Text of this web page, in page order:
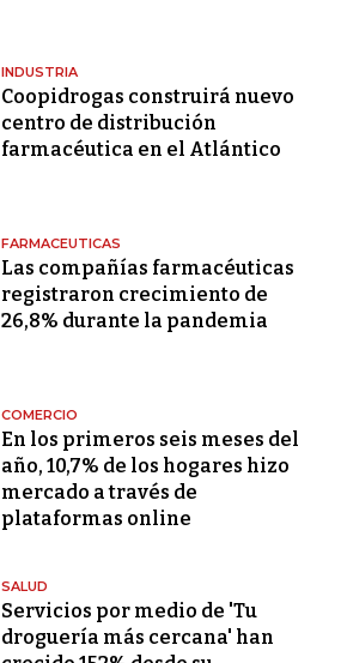
INDUSTRIA
Coopidrogas construirá nuevo
centro de distribución
farmacéutica en el Atlántico
FARMACEUTICAS
Las compañías farmacéuticas
registraron crecimiento de
26,8% durante la pandemia
COMERCIO
En los primeros seis meses del
año, 10,7% de los hogares hizo
mercado a través de
plataformas online
SALUD
Servicios por medio de 'Tu
droguería más cercana' han